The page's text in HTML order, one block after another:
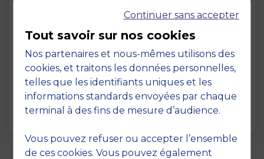
de l’Économie Numérique 2026 : un
engagement au service de
l’innovation en occitanie
12 juin 2026
La semaine dernière, le campus de MBS
School of Business a ouvert ses portes aux
jurys des Trophées …
Continuer sans accepter
Tout savoir sur nos cookies
Nos partenaires et nous-mêmes utilisons des
cookies, et traitons les données personnelles,
telles que les identifiants uniques et les
informations standards envoyées par chaque
terminal à des fins de mesure d’audience.
Vous pouvez refuser ou accepter l’ensemble
de ces cookies. Vous pouvez également